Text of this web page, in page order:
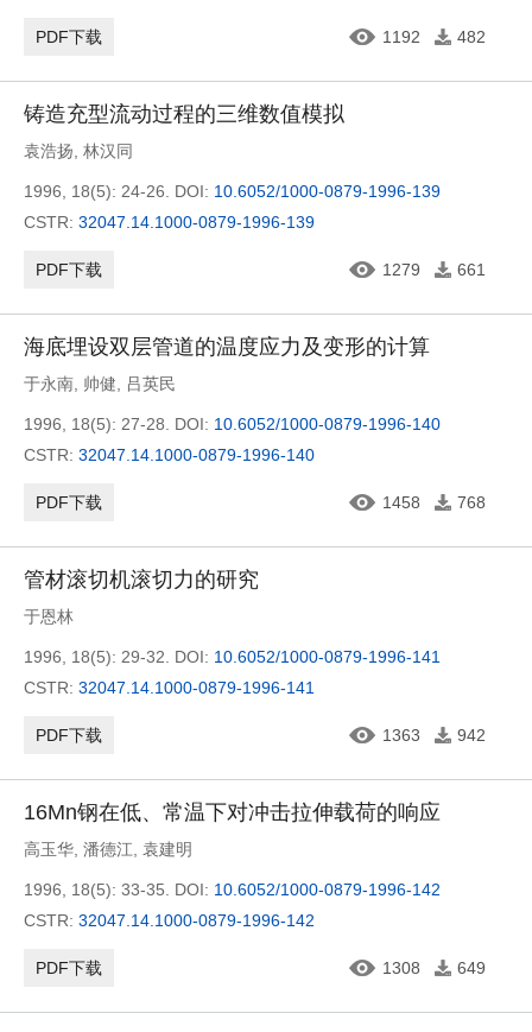
PDF下载 1192 482
铸造充型流动过程的三维数值模拟
袁浩扬 林汉同
1996, 18(5): 24-26. DOI: 10.6052/1000-0879-1996-139
CSTR: 32047.14.1000-0879-1996-139
PDF下载 1279 661
海底埋设双层管道的温度应力及变形的计算
于永南 帅健 吕英民
1996, 18(5): 27-28. DOI: 10.6052/1000-0879-1996-140
CSTR: 32047.14.1000-0879-1996-140
PDF下载 1458 768
管材滚切机滚切力的研究
于恩林
1996, 18(5): 29-32. DOI: 10.6052/1000-0879-1996-141
CSTR: 32047.14.1000-0879-1996-141
PDF下载 1363 942
16Mn钢在低、常温下对冲击拉伸载荷的响应
高玉华 潘德江 袁建明
1996, 18(5): 33-35. DOI: 10.6052/1000-0879-1996-142
CSTR: 32047.14.1000-0879-1996-142
PDF下载 1308 649